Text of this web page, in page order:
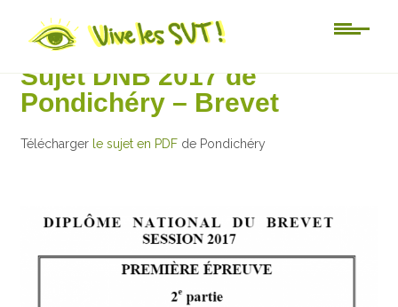
3ème
Sujet DNB 2017 de
Pondichéry – Brevet
Télécharger le sujet en PDF de Pondichéry